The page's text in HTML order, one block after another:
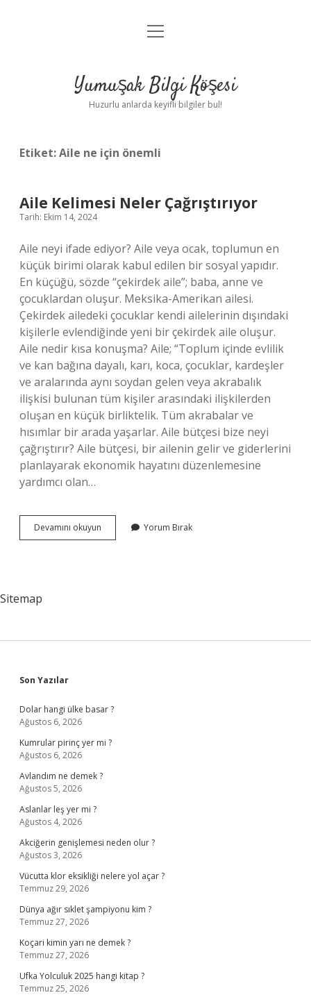
Anasayfa
Yasal Uyarı
menüyü
Yumuşak Bilgi Köşesi
Huzurlu anlarda keyifli bilgiler bul!
Etiket:Aile ne için önemli
Aile Kelimesi Neler Çağrıştırıyor
Tarih: Ekim 14, 2024
Aile neyi ifade ediyor? Aile veya ocak, toplumun en
küçük birimi olarak kabul edilen bir sosyal yapıdır.
En küçüğü, sözde “çekirdek aile”; baba, anne ve
çocuklardan oluşur. Meksika-Amerikan ailesi.
Çekirdek ailedeki çocuklar kendi ailelerinin dışındaki
kişilerle evlendiğinde yeni bir çekirdek aile oluşur.
Aile nedir kısa konuşma? Aile; “Toplum içinde evlilik
ve kan bağına dayalı, karı, koca, çocuklar, kardeşler
ve aralarında aynı soydan gelen veya akrabalık
ilişkisi bulunan tüm kişiler arasındaki ilişkilerden
oluşan en küçük birliktelik. Tüm akrabalar ve
hısımlar bir arada yaşarlar. Aile bütçesi bize neyi
çağrıştırır? Aile bütçesi, bir ailenin gelir ve giderlerini
planlayarak ekonomik hayatını düzenlemesine
yardımcı olan…
Devamını okuyun
Kelimesi
Yorum Bırak
Sitemap
Sidebar
Son Yazılar
Dolar hangi ülke basar ?
Ağustos 6, 2026
Kumrular pirinç yer mi ?
Ağustos 6, 2026
Avlandım ne demek ?
Ağustos 5, 2026
Aslanlar leş yer mi ?
Ağustos 4, 2026
Akciğerin genişlemesi neden olur ?
Ağustos 3, 2026
Vücutta klor eksikliği nelere yol açar ?
Temmuz 29, 2026
Dünya ağır sıklet şampiyonu kim ?
Temmuz 27, 2026
Koçari kimin yarı ne demek ?
Temmuz 27, 2026
Ufka Yolculuk 2025 hangi kitap ?
Temmuz 25, 2026